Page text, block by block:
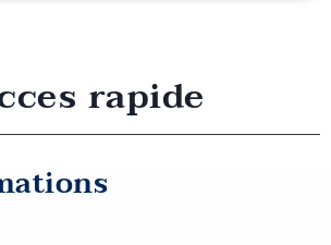
rapide